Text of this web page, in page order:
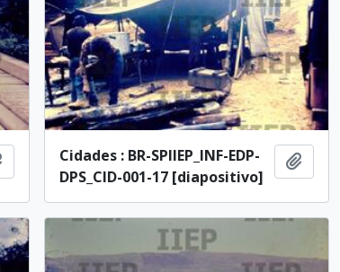
Añadir al portapapeles
Cidades : BR-SPIIEP_INF-EDP-
DPS_CID-001-17 [diapositivo]